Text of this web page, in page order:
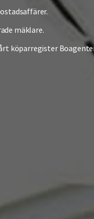
mäklare.
köparregister